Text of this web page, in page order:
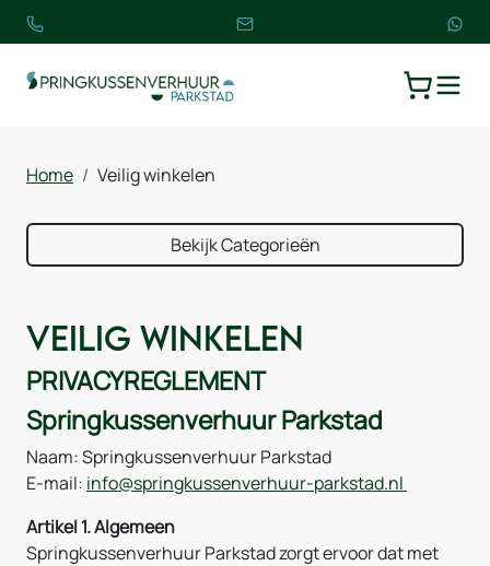
Home Veilig winkelen
Bekijk Categorieën
Veilig winkelen
PRIVACYREGLEMENT
Springkussenverhuur Parkstad
Naam: Springkussenverhuur Parkstad
E-mail: info@springkussenverhuur-parkstad.nl
Artikel 1. Algemeen
Springkussenverhuur Parkstad zorgt ervoor dat met